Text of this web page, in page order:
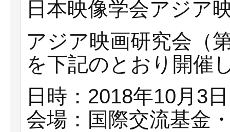
日本映像学会アジア
アジア映画研究会（
を下記のとおり開催
日時：2018年10月3
会場：国際交流基金